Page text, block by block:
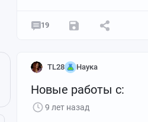
19
TL28 Наука
Новые работы с:
9 лет назад